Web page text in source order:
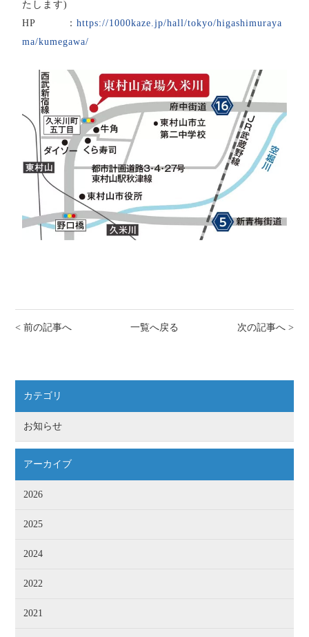
たします)
HP ：https://1000kaze.jp/hall/tokyo/higashimuraya
ma/kumegawa/
< 前の記事へ 一覧へ戻る 次の記事へ >
カテゴリ
お知らせ
アーカイブ
2026
2025
2024
2022
2021